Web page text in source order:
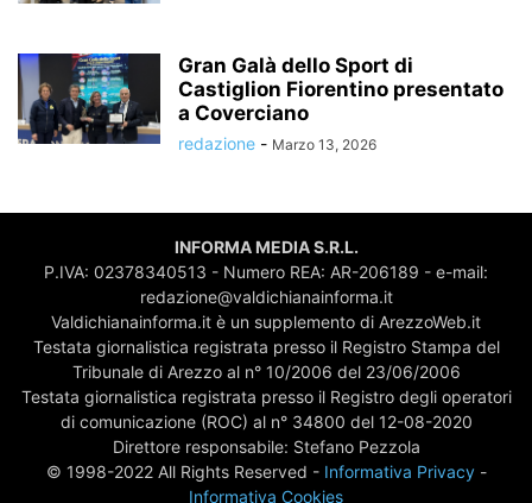
Gran Galà dello Sport di
Castiglion Fiorentino presentato
a Coverciano
redazione - Marzo 13, 2026
INFORMA MEDIA S.R.L.
P.IVA: 02378340513 - Numero REA: AR-206189 - e-mail:
redazione@valdichianainforma.it
Valdichianainforma.it è un supplemento di ArezzoWeb.it
Testata giornalistica registrata presso il Registro Stampa del
Tribunale di Arezzo al n° 10/2006 del 23/06/2006
Testata giornalistica registrata presso il Registro degli operatori
di comunicazione (ROC) al n° 34800 del 12-08-2020
Direttore responsabile: Stefano Pezzola
© 1998-2022 All Rights Reserved - Informativa Privacy-
Informativa Cookies